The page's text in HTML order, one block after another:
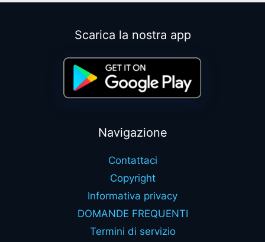
Scarica la nostra app
Navigazione
Contattaci
Copyright
Informativa privacy
DOMANDE FREQUENTI
Termini di servizio